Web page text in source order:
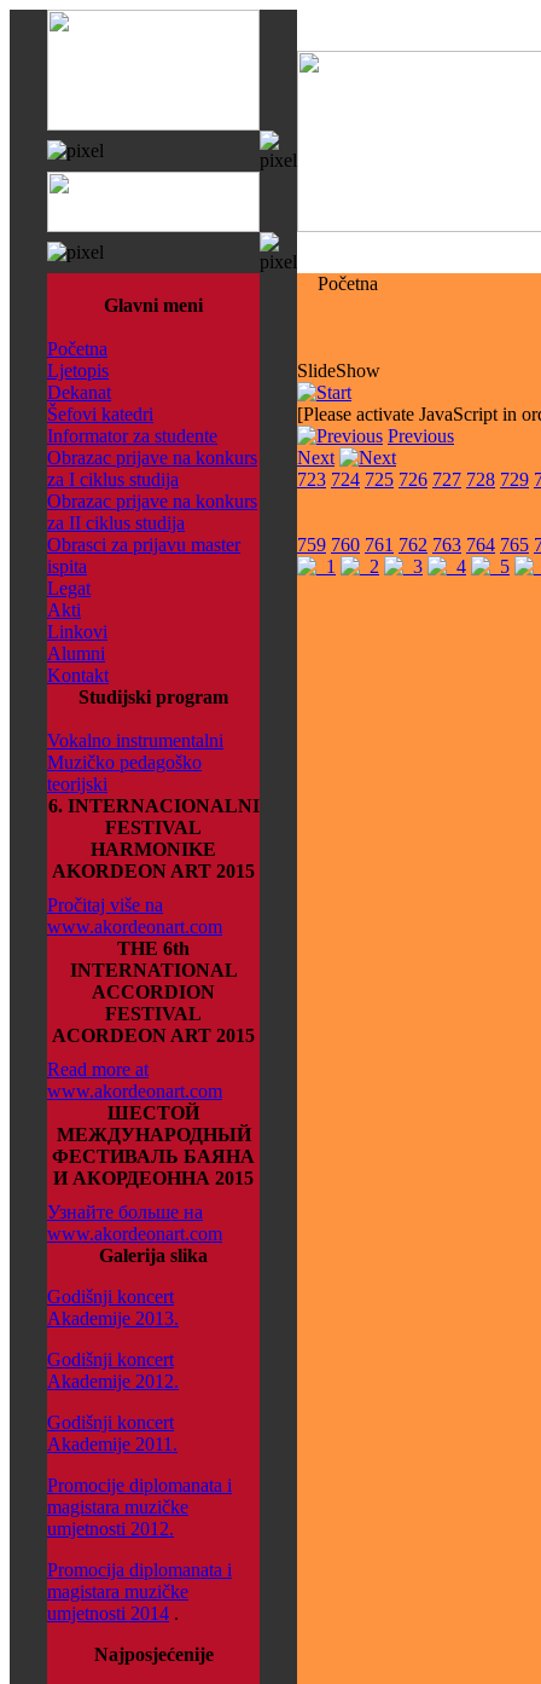
Glavni meni
Početna
Ljetopis
Dekanat
Šefovi katedri
Informator za studente
Obrazac prijave na konkurs
za I ciklus studija
Obrazac prijave na konkurs
za II ciklus studija
Obrasci za prijavu master
ispita
Legat
Akti
Linkovi
Alumni
Kontakt
Studijski program
Vokalno instrumentalni
Muzičko pedagoško
teorijski
6. INTERNACIONALNI
FESTIVAL
HARMONIKE
AKORDEON ART 2015
Pročitaj više na
www.akordeonart.com
THE 6th
INTERNATIONAL
ACCORDION
FESTIVAL
ACORDEON ART 2015
Read more at
www.akordeonart.com
ШЕСТОЙ
МЕЖДУНАРОДНЫЙ
ФЕСТИВАЛЬ БАЯНА
И АКОРДЕОННА 2015
Узнайте больше на
www.akordeonart.com
Galerija slika
Godišnji koncert
Akademije 2013.
Godišnji koncert
Akademije 2012.
Godišnji koncert
Akademije 2011.
Promocije diplomanata i
magistara muzičke
umjetnosti 2012.
Promocija diplomanata i
magistara muzičke
umjetnosti 2014 .
Najposjećenije
Početna
SlideShow
[Please activate JavaScript in
Previous
Next
723 724 725 726 727 728 729
759 760 761 762 763 764 765